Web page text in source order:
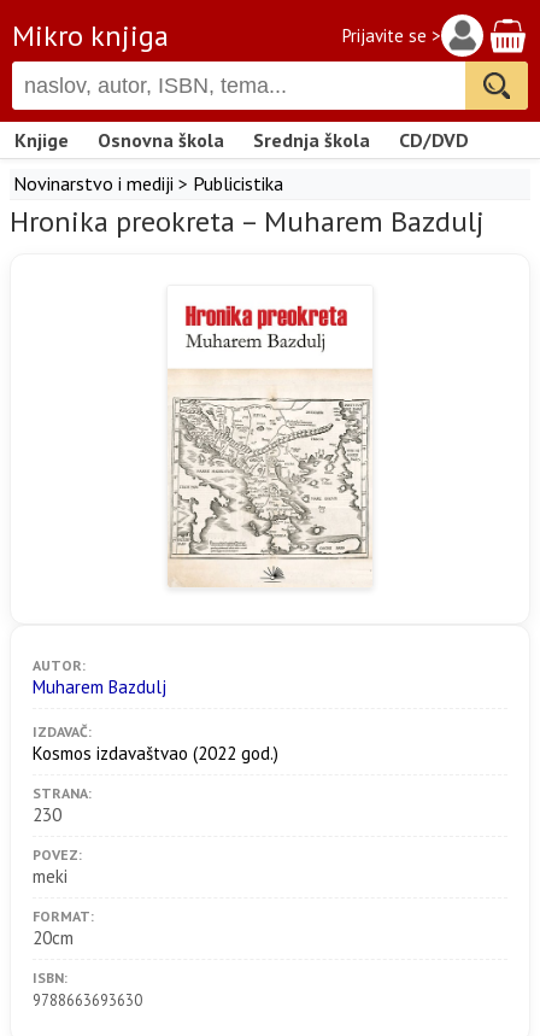
Mikro knjiga Prijavite se >
Knjige Osnovna škola Srednja škola
CD/DVD
Novinarstvo i mediji > Publicistika
Hronika preokreta – Muharem Bazdulj
AUTOR:
Muharem Bazdulj
IZDAVAČ:
Kosmos izdavaštvao (2022 god.)
STRANA:
230
POVEZ:
meki
FORMAT:
20cm
ISBN:
9788663693630